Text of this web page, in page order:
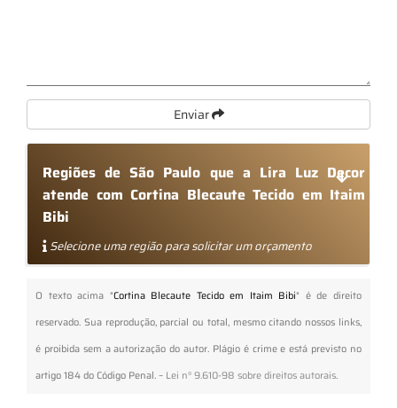
Enviar
Regiões de São Paulo que a Lira Luz Decor
atende com Cortina Blecaute Tecido em Itaim
Bibi
Selecione uma região para solicitar um orçamento
O texto acima "Cortina Blecaute Tecido em Itaim Bibi" é de direito
reservado. Sua reprodução, parcial ou total, mesmo citando nossos links,
é proibida sem a autorização do autor. Plágio é crime e está previsto no
artigo 184 do Código Penal. – Lei n° 9.610-98 sobre direitos autorais.